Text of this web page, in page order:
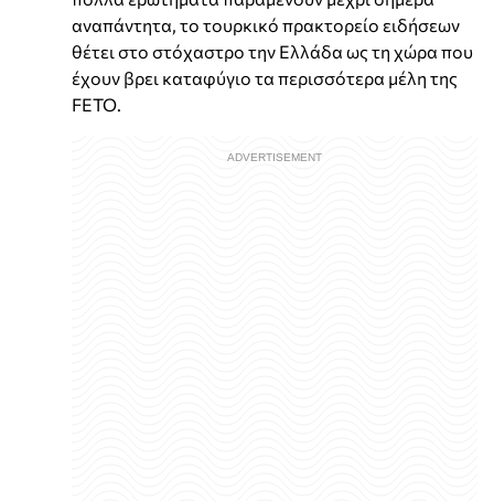
αναπάντητα, το τουρκικό πρακτορείο ειδήσεων
θέτει στο στόχαστρο την Ελλάδα ως τη χώρα που
έχουν βρει καταφύγιο τα περισσότερα μέλη της
FETO.